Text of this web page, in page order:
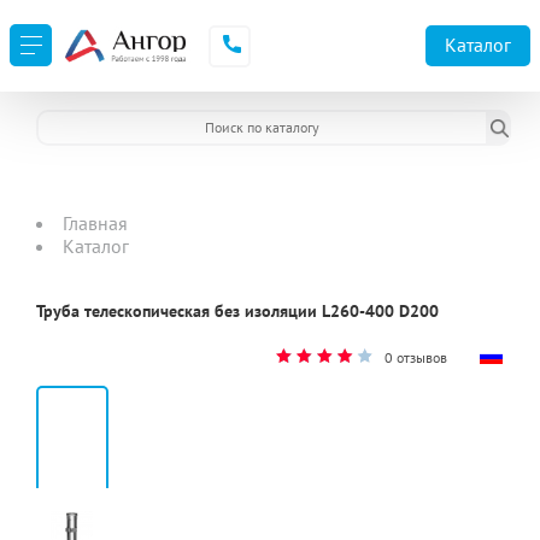
Каталог
Главная
Каталог
Труба телескопическая без изоляции L260-400 D200
0 отзывов